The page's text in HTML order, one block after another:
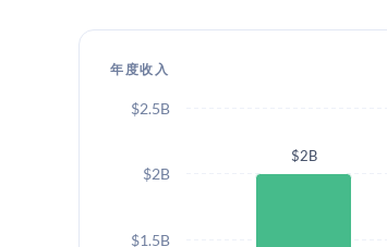
年度收入
$2B
$1.5B
$2B
$2.5B